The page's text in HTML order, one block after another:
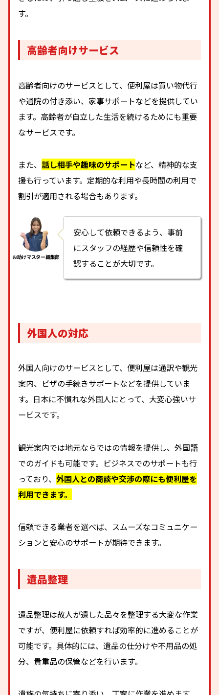
す。
高齢者向けサービス
高齢者向けのサービスとして、便利屋は買い物代行
や通院の付き添い、家事サポートなどを提供してい
ます。高齢者が自立した生活を続けるためにも重要
なサービスです。
また、話し相手や趣味のサポートなど、精神的な支
援も行っています。定期的な利用や長時間の利用で
割引が適用される場合もあります。
安心して依頼できるよう、事前
にスタッフの経歴や信頼性を確
認することが大切です。
外国人の対応
外国人向けのサービスとして、便利屋は通訳や観光
案内、ビザの手続きサポートなどを提供していま
す。日本に不慣れな外国人にとって、大変心強いサ
ービスです。
観光案内では地元ならではの情報を提供し、外国語
でのガイドも可能です。ビジネスでのサポートも行
っており、外国人との商談や交渉の際にも便利屋を
利用できます。
信頼できる業者を選べば、スムーズなコミュニケー
ションと安心のサポートが期待できます。
遺品整理
遺品整理は故人が遺した品々を整理する大変な作業
ですが、便利屋に依頼すれば効率的に進めることが
可能です。具体的には、遺品の仕分けや不用品の処
分、貴重品の保管などを行います。